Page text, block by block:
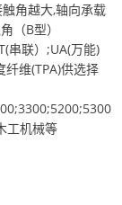
角越大,轴向承载
（B型）
串联）;UA(万能)
纤维(TPA)供选择
工机械等